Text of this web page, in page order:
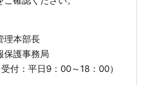
理本部長
保護事務局
付：平日9：00～18：00）